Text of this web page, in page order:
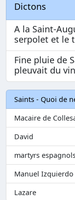
Dictons
A la Saint-
serpolet et le
Fine pluie de
pleuvait du
Saints - Quoi de
Macaire de
David
martyrs
Manuel
Lazare